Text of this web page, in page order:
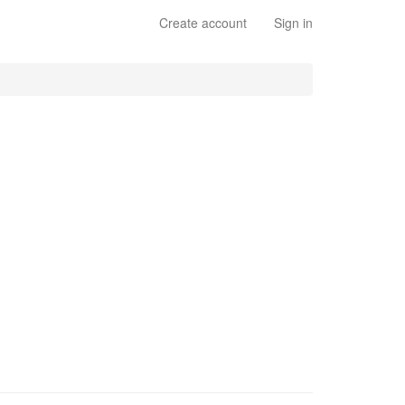
Create account Sign in